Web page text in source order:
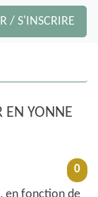
/ S'INSCRIRE
EN YONNE
0
en fonction de